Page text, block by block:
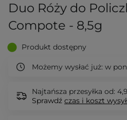
Duo Róży do
Compote - 8,5g
Produkt dostępny
Możemy wysłać już: w
Najtańsza przesyłka od:
Sprawdź czas i koszt